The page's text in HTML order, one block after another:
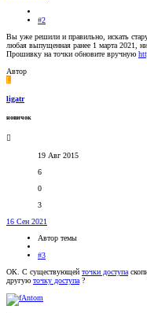
#2
Вы уже решили и правильно, искать
любая выпущенная ранее 1 марта 2021,
Прошивку на точки обновите вручную
Автор
L
ligatr
новичок
19 Авг 2015
6
0
3
16 Сен 2021
Автор темы
#3
ОК. С существующей точки доступа
другую точку доступа ?